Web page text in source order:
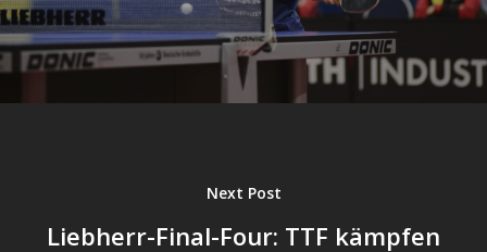
Next Post
Liebherr-Final-Four: TTF kämpfen